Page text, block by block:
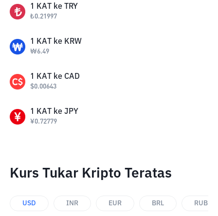
1 KAT ke TRY
₺0.21997
1 KAT ke KRW
₩6.49
1 KAT ke CAD
$0.00643
1 KAT ke JPY
¥0.72779
Kurs Tukar Kripto Teratas
USD INR EUR BRL RUB